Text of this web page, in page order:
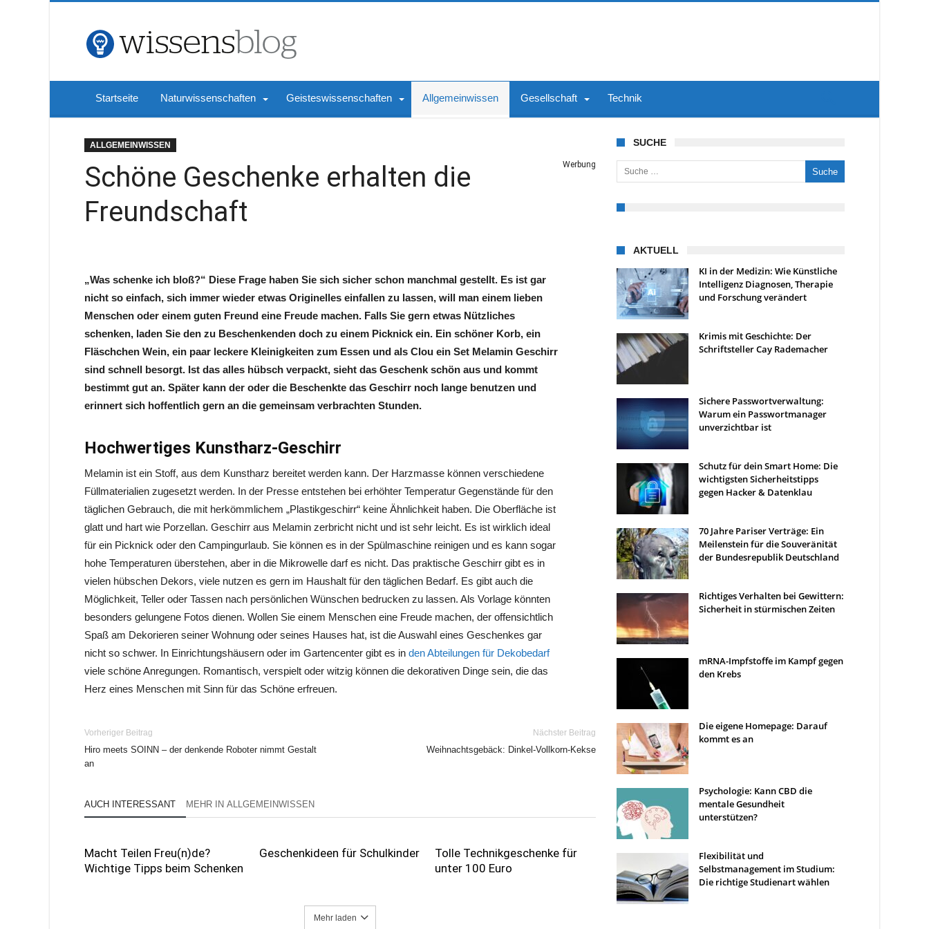
Startseite Naturwissenschaften Geisteswissenschaften Allgemeinwissen Gesellschaft Technik
ALLGEMEINWISSEN
Schöne Geschenke erhalten die
Freundschaft
Werbung
„Was schenke ich bloß?“ Diese Frage haben Sie sich sicher schon manchmal gestellt. Es ist gar
nicht so einfach, sich immer wieder etwas Originelles einfallen zu lassen, will man einem lieben
Menschen oder einem guten Freund eine Freude machen. Falls Sie gern etwas Nützliches
schenken, laden Sie den zu Beschenkenden doch zu einem Picknick ein. Ein schöner Korb, ein
Fläschchen Wein, ein paar leckere Kleinigkeiten zum Essen und als Clou ein Set Melamin Geschirr
sind schnell besorgt. Ist das alles hübsch verpackt, sieht das Geschenk schön aus und kommt
bestimmt gut an. Später kann der oder die Beschenkte das Geschirr noch lange benutzen und
erinnert sich hoffentlich gern an die gemeinsam verbrachten Stunden.
Hochwertiges Kunstharz-Geschirr
Melamin ist ein Stoff, aus dem Kunstharz bereitet werden kann. Der Harzmasse können verschiedene
Füllmaterialien zugesetzt werden. In der Presse entstehen bei erhöhter Temperatur Gegenstände für den
täglichen Gebrauch, die mit herkömmlichem „Plastikgeschirr“ keine Ähnlichkeit haben. Die Oberfläche ist
glatt und hart wie Porzellan. Geschirr aus Melamin zerbricht nicht und ist sehr leicht. Es ist wirklich ideal
für ein Picknick oder den Campingurlaub. Sie können es in der Spülmaschine reinigen und es kann sogar
hohe Temperaturen überstehen, aber in die Mikrowelle darf es nicht. Das praktische Geschirr gibt es in
vielen hübschen Dekors, viele nutzen es gern im Haushalt für den täglichen Bedarf. Es gibt auch die
Möglichkeit, Teller oder Tassen nach persönlichen Wünschen bedrucken zu lassen. Als Vorlage könnten
besonders gelungene Fotos dienen. Wollen Sie einem Menschen eine Freude machen, der offensichtlich
Spaß am Dekorieren seiner Wohnung oder seines Hauses hat, ist die Auswahl eines Geschenkes gar
nicht so schwer. In Einrichtungshäusern oder im Gartencenter gibt es in den Abteilungen für Dekobedarf
viele schöne Anregungen. Romantisch, verspielt oder witzig können die dekorativen Dinge sein, die das
Herz eines Menschen mit Sinn für das Schöne erfreuen.
Vorheriger Beitrag
Hiro meets SOINN – der denkende Roboter nimmt Gestalt
an
Nächster Beitrag
Weihnachtsgebäck: Dinkel-Vollkorn-Kekse
AUCH INTERESSANT MEHR IN ALLGEMEINWISSEN
Macht Teilen Freu(n)de?
Wichtige Tipps beim Schenken
Geschenkideen für Schulkinder
Tolle Technikgeschenke für
unter 100 Euro
Mehr laden
SUCHE
Suche nach:
AKTUELL
KI in der Medizin: Wie Künstliche
Intelligenz Diagnosen, Therapie
und Forschung verändert
Krimis mit Geschichte: Der
Schriftsteller Cay Rademacher
Sichere Passwortverwaltung:
Warum ein Passwortmanager
unverzichtbar ist
Schutz für dein Smart Home: Die
wichtigsten Sicherheitstipps
gegen Hacker & Datenklau
70 Jahre Pariser Verträge: Ein
Meilenstein für die Souveränität
der Bundesrepublik Deutschland
Richtiges Verhalten bei Gewittern:
Sicherheit in stürmischen Zeiten
mRNA-Impfstoffe im Kampf gegen
den Krebs
Die eigene Homepage: Darauf
kommt es an
Psychologie: Kann CBD die
mentale Gesundheit
unterstützen?
Flexibilität und
Selbstmanagement im Studium:
Die richtige Studienart wählen